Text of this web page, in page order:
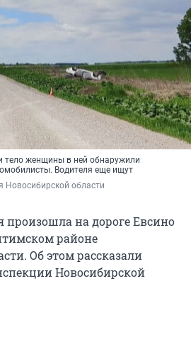
женщины в ней обнаружили
Водителя еще ищут
Новосибирской области
произошла на дороге Евсино
районе
Об этом рассказали
Новосибирской